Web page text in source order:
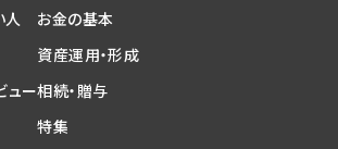
ュー
お金の基本
資産運用・形成
相続・贈与
特集